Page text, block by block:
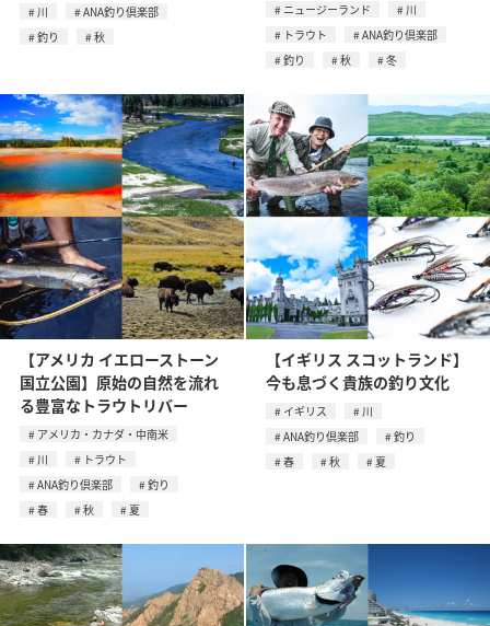
川
ANA釣り倶楽部
釣り
秋
ニュージーランド
川
トラウト
ANA釣り倶楽部
釣り
秋 冬
【アメリカ イエローストーン
国立公園】原始の自然を流れ
る豊富なトラウトリバー
アメリカ・カナダ・中南米
川
トラウト
ANA釣り倶楽部
釣り
春
秋 夏
【イギリス スコットランド】
今も息づく貴族の釣り文化
イギリス
川
ANA釣り倶楽部
釣り
春
秋 夏